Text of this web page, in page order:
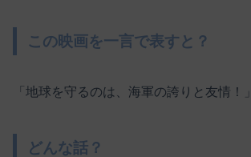
この映画を一言で表すと？
「地球を守るのは、海軍の誇りと友情！」
どんな話？